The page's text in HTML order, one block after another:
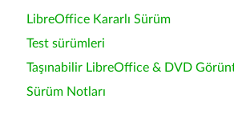
LibreOffice Kararlı Sürüm
Test sürümleri
Taşınabilir LibreOffice & DVD
Sürüm Notları